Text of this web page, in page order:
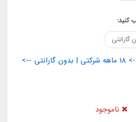
کنید:
گارانتی
گارانتی : با گارانتی --> 18 ماهه شرکتی | بدون گارانتی -->
ناموجود